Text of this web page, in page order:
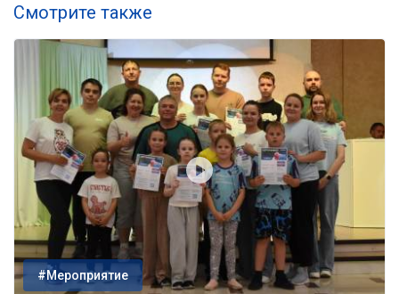
Смотрите также
#Мероприятие